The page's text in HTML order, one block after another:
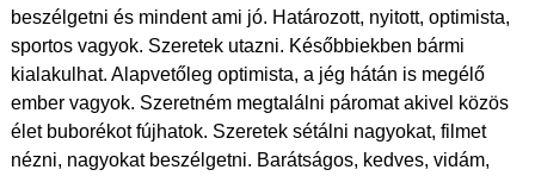
beszélgetni és mindent ami jó. Határozott, nyitott, optimista,
sportos vagyok. Szeretek utazni. Későbbiekben bármi
kialakulhat. Alapvetőleg optimista, a jég hátán is megélő
ember vagyok. Szeretném megtalálni páromat akivel közös
élet buborékot fújhatok. Szeretek sétálni nagyokat, filmet
nézni, nagyokat beszélgetni. Barátságos, kedves, vidám,